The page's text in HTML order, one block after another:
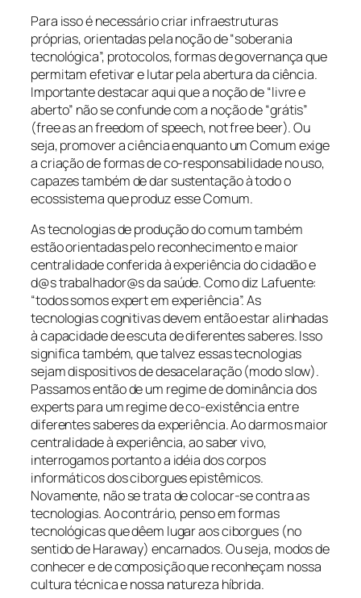
Para isso é necessário criar infraestruturas
próprias, orientadas pela noção de “soberania
tecnológica”, protocolos, formas de governança que
permitam efetivar e lutar pela abertura da ciência.
Importante destacar aqui que a noção de “livre e
aberto” não se confunde com a noção de “grátis”
(free as an freedom of speech, not free beer). Ou
seja, promover a ciência enquanto um Comum exige
a criação de formas de co-responsabilidade no uso,
capazes também de dar sustentação à todo o
ecossistema que produz esse Comum.
As tecnologias de produção do comum também
estão orientadas pelo reconhecimento e maior
centralidade conferida à experiência do cidadão e
d@s trabalhador@s da saúde. Como diz Lafuente:
“todos somos expert em experiência”. As
tecnologias cognitivas devem então estar alinhadas
à capacidade de escuta de diferentes saberes. Isso
significa também, que talvez essas tecnologias
sejam dispositivos de desacelaração (modo slow).
Passamos então de um regime de dominância dos
experts para um regime de co-existência entre
diferentes saberes da experiência. Ao darmos maior
centralidade à experiência, ao saber vivo,
interrogamos portanto a idéia dos corpos
informáticos dos ciborgues epistêmicos.
Novamente, não se trata de colocar-se contra as
tecnologias. Ao contrário, penso em formas
tecnológicas que dêem lugar aos ciborgues (no
sentido de Haraway) encarnados. Ou seja, modos de
conhecer e de composição que reconheçam nossa
cultura técnica e nossa natureza híbrida.